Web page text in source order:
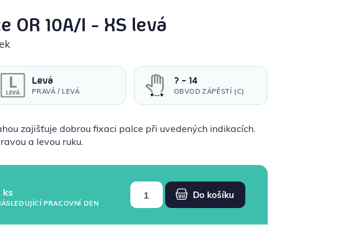
OR 10A/I - XS levá
Levá
PRAVÁ / LEVÁ
? - 14
OBVOD ZÁPĚSTÍ (C)
zajišťuje dobrou fixaci palce při uvedených indikacích.
a levou ruku.
ks
PRACOVNÍ DEN
Do košíku